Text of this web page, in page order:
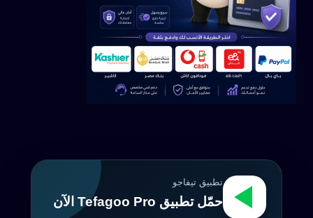
تطبيق تيفاجو
حمّل تطبيق Tefagoo Pro الآن